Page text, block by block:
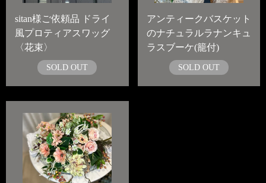
sitan様ご依頼品 ドライ
風プロティアスワッグ
〈花束〉
SOLD OUT
アンティークバスケット
のナチュラルラナンキュ
ラスブーケ(籠付)
SOLD OUT